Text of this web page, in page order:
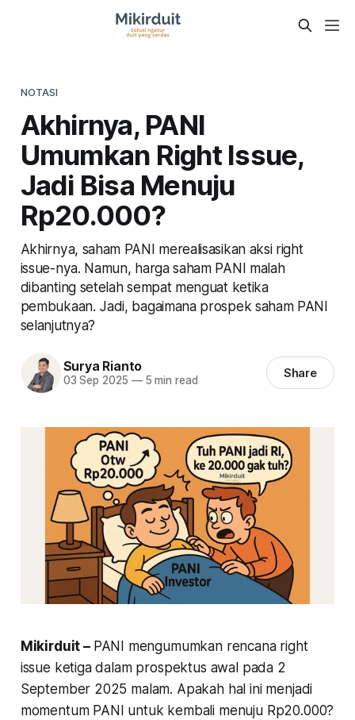
NOTASI
Akhirnya, PANI
Umumkan Right Issue,
Jadi Bisa Menuju
Rp20.000?
Akhirnya, saham PANI merealisasikan aksi right
issue-nya. Namun, harga saham PANI malah
dibanting setelah sempat menguat ketika
pembukaan. Jadi, bagaimana prospek saham PANI
selanjutnya?
Surya Rianto
03 Sep 2025 —5 min read Share
Mikirduit – PANI mengumumkan rencana right
issue ketiga dalam prospektus awal pada 2
September 2025 malam. Apakah hal ini menjadi
momentum PANI untuk kembali menuju Rp20.000?